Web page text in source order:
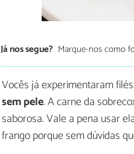
Já nos segue? Marque-nos como
Vocês já experimentaram
sem pele. A carne da
saborosa. Vale a pena usar
frango porque sem dúvidas